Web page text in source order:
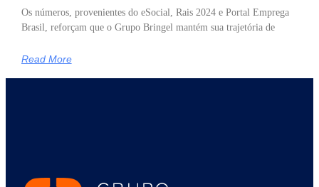
Os números, provenientes do eSocial, Rais 2024 e Portal Emprega
Brasil, reforçam que o Grupo Bringel mantém sua trajetória de
Read More